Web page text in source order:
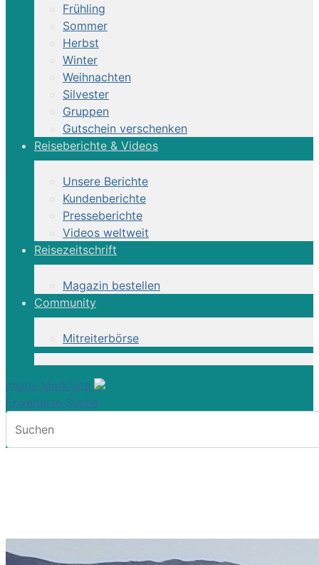
Frühling
Sommer
Herbst
Winter
Weihnachten
Silvester
Gruppen
Gutschein verschenken
Reiseberichte & Videos
Unsere Berichte
Kundenberichte
Presseberichte
Videos weltweit
Reisezeitschrift
Magazin bestellen
Community
Mitreiterbörse
meine Merkliste
Erweiterte Suche